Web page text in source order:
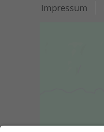
Impressum